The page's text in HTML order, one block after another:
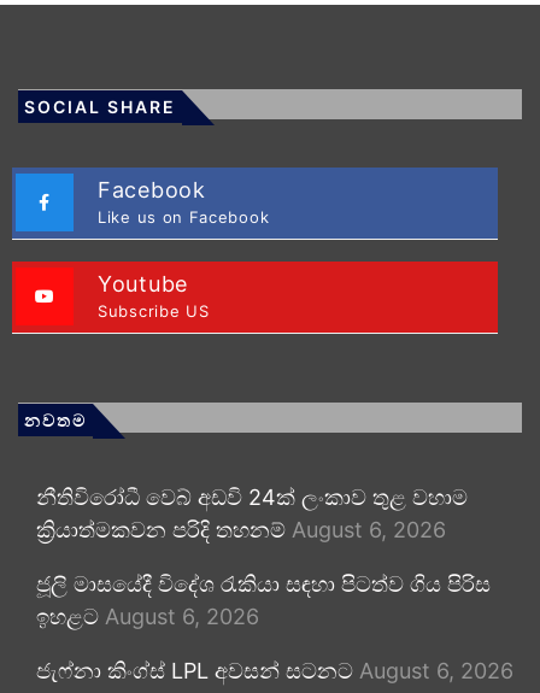
SOCIAL SHARE
Facebook
Like us on Facebook
Youtube
Subscribe US
නවතම
නීතිවිරෝධී වෙබ් අඩවි 24ක් ලංකාව තුළ වහාම
ක්‍රියාත්මකවන පරිදි තහනම් August 6, 2026
ජූලි මාසයේදී විදේශ රැකියා සඳහා පිටත්ව ගිය පිරිස
ඉහළට August 6, 2026
ජැෆ්නා කිංග්ස් LPL අවසන් සටනට August 6, 2026